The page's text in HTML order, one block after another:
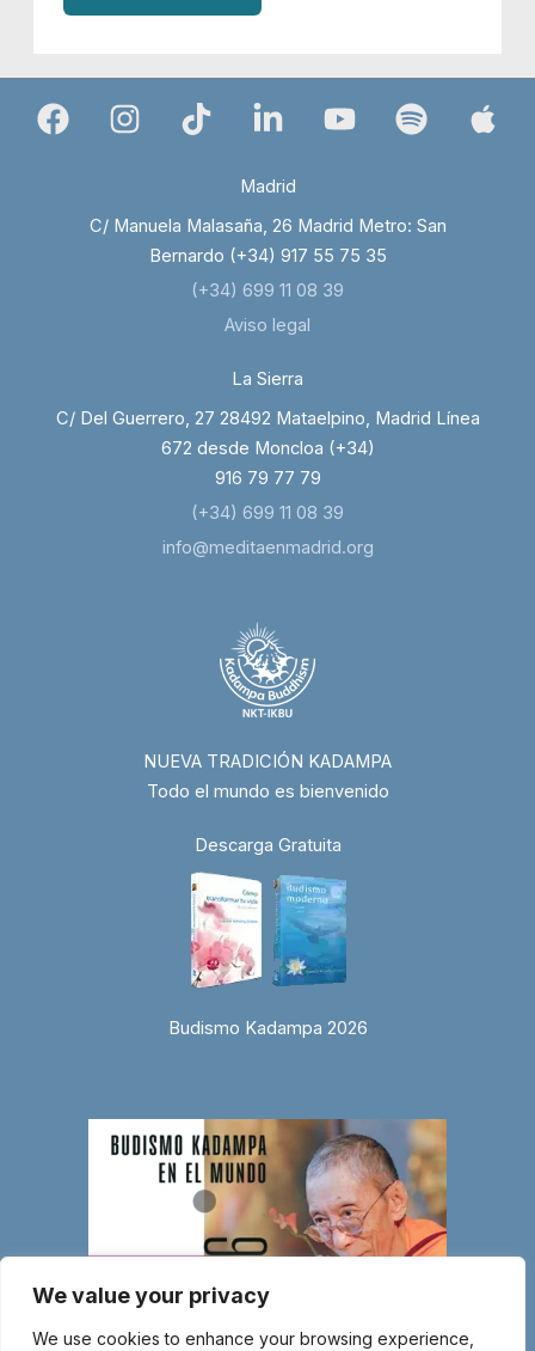
We value your privacy
We use cookies to enhance your browsing experience,
Madrid
C/ Manuela Malasaña, 26 Madrid Metro: San
Bernardo (+34) 917 55 75 35
(+34) 699 11 08 39
Aviso legal
La Sierra
C/ Del Guerrero, 27 28492 Mataelpino, Madrid Línea
672 desde Moncloa (+34)
916 79 77 79
(+34) 699 11 08 39
info@meditaenmadrid.org
NUEVA TRADICIÓN KADAMPA
Todo el mundo es bienvenido
Descarga Gratuita
Budismo Kadampa 2026